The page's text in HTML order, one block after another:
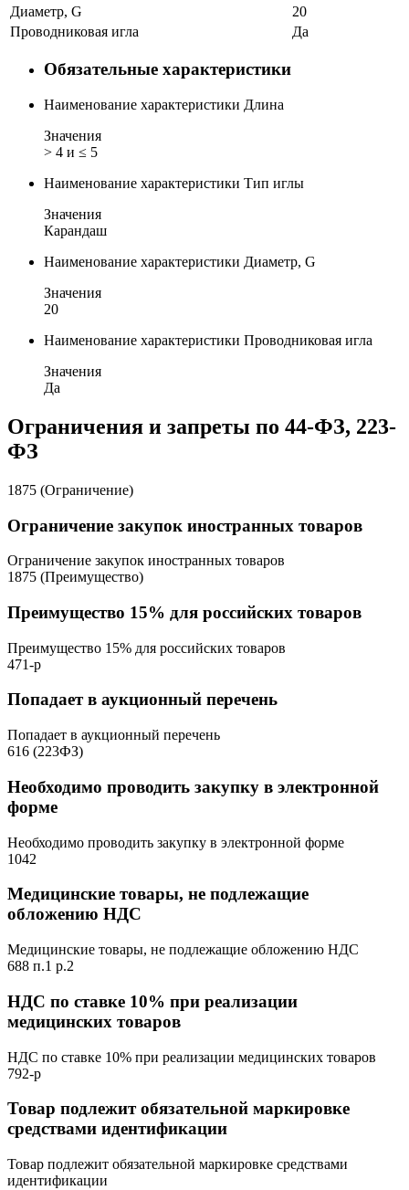
Диаметр, G
20
Проводниковая игла
Да
Обязательные характеристики
Наименование характеристики Длина
Значения
> 4 и ≤ 5
Наименование характеристики Тип иглы
Значения
Карандаш
Наименование характеристики Диаметр, G
Значения
20
Наименование характеристики Проводниковая игла
Значения
Да
Ограничения и запреты по 44-ФЗ, 223-
ФЗ
1875 (Ограничение)
Ограничение закупок иностранных товаров
Ограничение закупок иностранных товаров
1875 (Преимущество)
Преимущество 15% для российских товаров
Преимущество 15% для российских товаров
471-р
Попадает в аукционный перечень
Попадает в аукционный перечень
616 (223ФЗ)
Необходимо проводить закупку в электронной
форме
Необходимо проводить закупку в электронной форме
1042
Медицинские товары, не подлежащие
обложению НДС
Медицинские товары, не подлежащие обложению НДС
688 п.1 р.2
НДС по ставке 10% при реализации
медицинских товаров
НДС по ставке 10% при реализации медицинских товаров
792-р
Товар подлежит обязательной маркировке
средствами идентификации
Товар подлежит обязательной маркировке средствами
идентификации